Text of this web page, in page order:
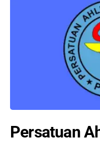
Persatuan